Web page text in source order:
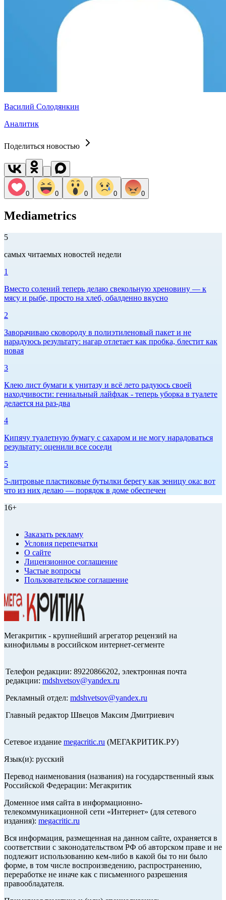
Василий Солодянкин
Аналитик
Поделиться новостью
0 0 0 0 0
Mediametrics
5
самых читаемых новостей недели
1
Вместо солений теперь делаю свекольную хреновину — к
мясу и рыбе, просто на хлеб, обалденно вкусно
2
Заворачиваю сковороду в полиэтиленовый пакет и не
нарадуюсь результату: нагар отлетает как пробка, блестит как
новая
3
Клею лист бумаги к унитазу и всё лето радуюсь своей
находчивости: гениальный лайфхак - теперь уборка в туалете
делается на раз-два
4
Кипячу туалетную бумагу с сахаром и не могу нарадоваться
результату: оценили все соседи
5
5-литровые пластиковые бутылки берегу как зеницу ока: вот
что из них делаю — порядок в доме обеспечен
16+
Заказать рекламу
Условия перепечатки
О сайте
Лицензионное соглашение
Частые вопросы
Пользовательское соглашение
Мегакритик - крупнейший агрегатор рецензий на
кинофильмы в российском интернет-сегменте
Телефон редакции: 89220866202, электронная почта
редакции: mdshvetsov@yandex.ru
Рекламный отдел: mdshvetsov@yandex.ru
Главный редактор Швецов Максим Дмитриевич
Сетевое издание megacritic.ru (МЕГАКРИТИК.РУ)
Язык(и): русский
Перевод наименования (названия) на государственный язык
Российской Федерации: Мегакритик
Доменное имя сайта в информационно-
телекоммуникационной сети «Интернет» (для сетевого
издания): megacritic.ru
Вся информация, размещенная на данном сайте, охраняется в
соответствии с законодательством РФ об авторском праве и не
подлежит использованию кем-либо в какой бы то ни было
форме, в том числе воспроизведению, распространению,
переработке не иначе как с письменного разрешения
правообладателя.